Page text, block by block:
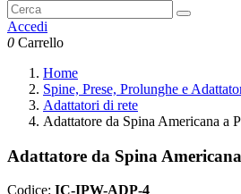
Accedi
0 Carrello
Home
Spine, Prese, Prolunghe e
Adattatori di rete
Adattatore da Spina Americana a
Adattatore da Spina
Codice: IC-IPW-ADP-4